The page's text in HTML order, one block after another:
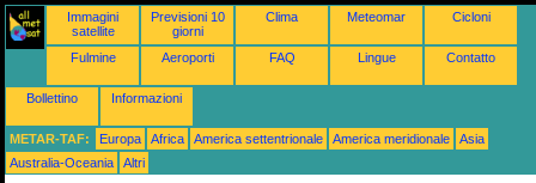
Immagini
satellite
Previsioni 10
giorni
Clima Meteomar Cicloni
Fulmine Aeroporti FAQ Lingue Contatto
Bollettino Informazioni
METAR-TAF: Europa Africa America settentrionale America meridionale
Asia
Australia-Oceania
Altri